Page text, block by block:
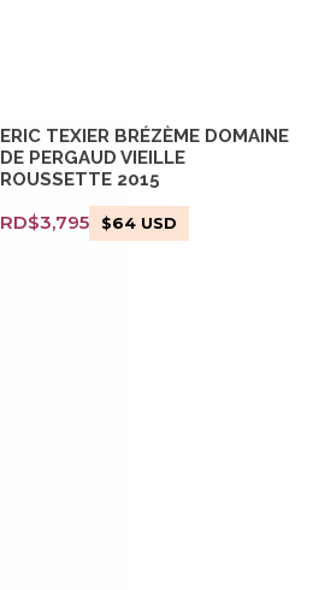
ERIC TEXIER BRÉZÈME DOMAINE
DE PERGAUD VIEILLE
ROUSSETTE 2015
RD$3,795 $64 USD